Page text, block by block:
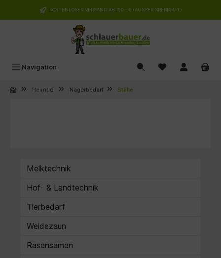
springen KOSTENLOSER VERSAND AB 150,- € (AUSSER SPERRGUT)
Navigation
Heimtier Nagerbedarf Ställe
Melktechnik
Hof- & Landtechnik
Tierbedarf
Weidezaun
Rasensamen